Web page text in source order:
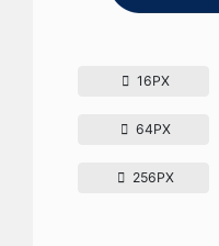
16PX
64PX
256PX